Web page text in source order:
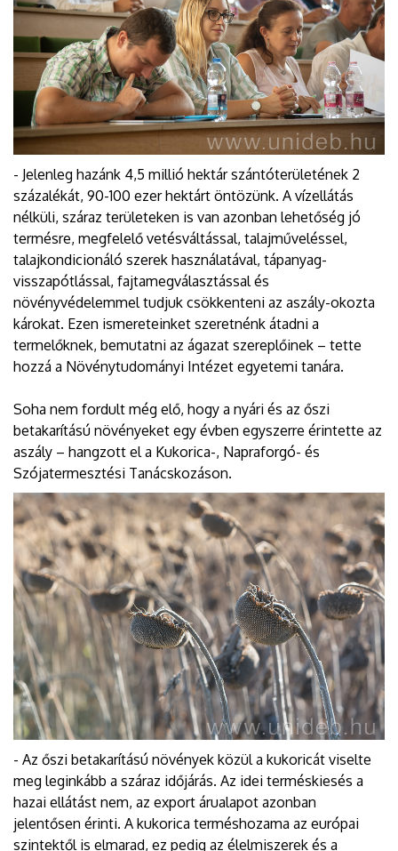
- Jelenleg hazánk 4,5 millió hektár szántóterületének 2
százalékát, 90-100 ezer hektárt öntözünk. A vízellátás
nélküli, száraz területeken is van azonban lehetőség jó
termésre, megfelelő vetésváltással, talajműveléssel,
talajkondicionáló szerek használatával, tápanyag-
visszapótlással, fajtamegválasztással és
növényvédelemmel tudjuk csökkenteni az aszály-okozta
károkat. Ezen ismereteinket szeretnénk átadni a
termelőknek, bemutatni az ágazat szereplőinek – tette
hozzá a Növénytudományi Intézet egyetemi tanára.
Soha nem fordult még elő, hogy a nyári és az őszi
betakarítású növényeket egy évben egyszerre érintette az
aszály – hangzott el a Kukorica-, Napraforgó- és
Szójatermesztési Tanácskozáson.
- Az őszi betakarítású növények közül a kukoricát viselte
meg leginkább a száraz időjárás. Az idei terméskiesés a
hazai ellátást nem, az export árualapot azonban
jelentősen érinti. A kukorica terméshozama az európai
szintektől is elmarad, ez pedig az élelmiszerek és a